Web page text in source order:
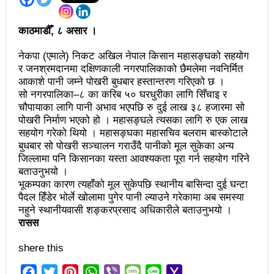
अझ सुदृढ बनाएको छः प्रचण्ड
आज प्रतिनिधिसभा सदस्य निर्वाचनः देशैभर मतदान जारी
बैतडीमा जन्तिबस दुर्घटनाः १३ जनाको मृत्यु
कविता – अपजश
पुरस्कार वितरणबिनै काउन्सिलले सम्पन्न गर्‍यो वार्षिकोत्सव
हितेन्द्रदेव शाक्यलाई पद छाड्नुपर्ने नैतिक दबाबः समय बुझेर
बाटो खुलाउन मन्त्री घिसिङको म्यासेज
खतिवडाको नयाँ गीत जमाना आजकाल
सहनशीलताको ब्रेक
राममाया च्यामिनीसँग दशरथ चन्दको अनुरोध – प्रेमविनोद नन्दन
काठमाडौँ, ८ असार ।
नेकपा (एमाले) निकट अखिल नेपाल किसान महासङ्घको सहयोग
र जनश्रमदानमा दक्षिणकाली नगरपालिकाको छैमलेमा नवनिर्मित
आकाशे पानी जम्ने पोखरी बुधबार हस्तान्तरण गरिएको छ ।
सो नगरपालिका–८ का करिब ५० घरधुरीका लागि सिँचाइ र
चौपायाका लागि पानी अभाव भएपछि रु दुई लाख ३८ हजारमा सो
पोखरी निर्माण भएको हो । महासङ्घले त्यसका लागि रु एक लाख
सहयोग गरेको थियो । महासङ्घका महासचिव बलराम बास्कोटाले
बुधबार सो पोखरी सञ्चालन गराउँदै पानीको मूल सुकेका अन्य
जिल्लामा पनि किसानका यस्ता आवश्यकता पूरा गर्न सहयोग गरिने
बताउनुभयो ।
भूकम्पका कारण त्यहाँको मूल सुकेपछि स्थानीय बासिन्दा दुई घन्टा
पैदल हिँडेर भोर्ले खोलामा पुगेर पानी ल्याउने गरेकामा अब समस्या
नहुने स्थानीयवासी शङ्करप्रसाद अधिकारीले बताउनुभयो ।
रासस
shere this
Facebook
TwitterPinterestWhatsApp
Viber Message
Line